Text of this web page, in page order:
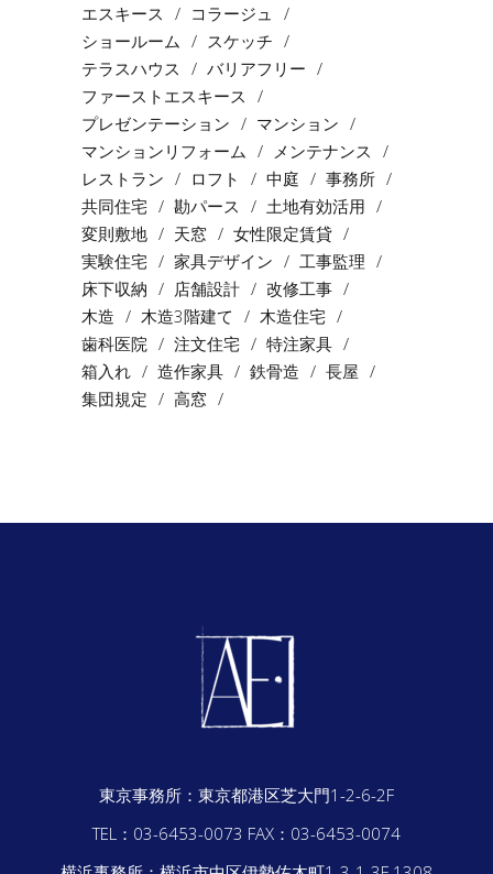
エスキース
コラージュ
ショールーム
スケッチ
テラスハウス
バリアフリー
ファーストエスキース
プレゼンテーション
マンション
マンションリフォーム
メンテナンス
レストラン
ロフト 中庭
事務所
共同住宅
勘パース
土地有効活用
変則敷地
天窓
女性限定賃貸
実験住宅
家具デザイン
工事監理
床下収納
店舗設計
改修工事
木造
木造3階建て
木造住宅
歯科医院
注文住宅
特注家具
箱入れ
造作家具 鉄骨造
長屋
集団規定
高窓
東京事務所： 東京都港区芝大門1-2-6-2F
TEL：03-6453-0073 FAX：03-6453-0074